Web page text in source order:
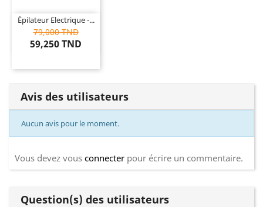
Épilateur Electrique -...
79,000 TND
59,250 TND
Avis des utilisateurs
Aucun avis pour le moment.
Vous devez vous connecter pour écrire un commentaire.
Question(s) des utilisateurs